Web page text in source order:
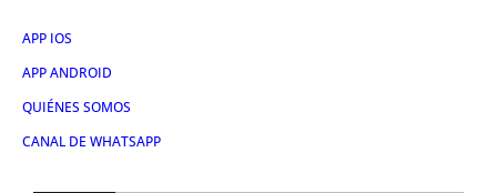
APP IOS
APP ANDROID
QUIÉNES SOMOS
CANAL DE WHATSAPP